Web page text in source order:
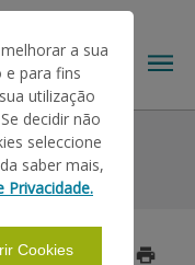
Histórico
a 2017/02/13
a sua
e para fins
utilização
decidir não
seleccione
saber mais,
Privacidade.
Cookies